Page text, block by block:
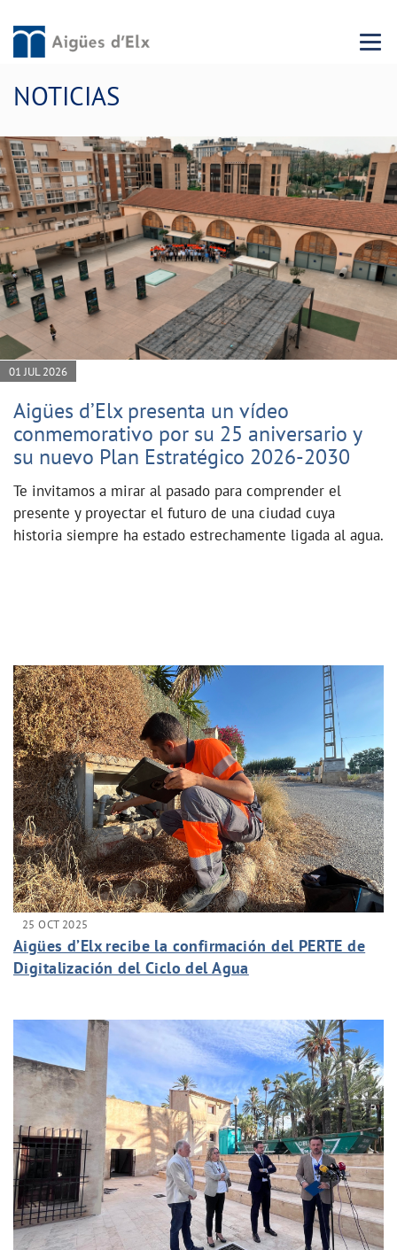
Menu
NOTICIAS
01 JUL 2026
Aigües d’Elx presenta un vídeo
conmemorativo por su 25 aniversario y
su nuevo Plan Estratégico 2026-2030
Te invitamos a mirar al pasado para comprender el
presente y proyectar el futuro de una ciudad cuya
historia siempre ha estado estrechamente ligada al agua.
25 OCT 2025
Aigües d’Elx recibe la confirmación del PERTE de
Digitalización del Ciclo del Agua